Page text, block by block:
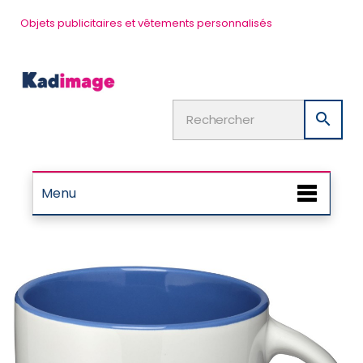
Objets publicitaires et vêtements personnalisés

Menu